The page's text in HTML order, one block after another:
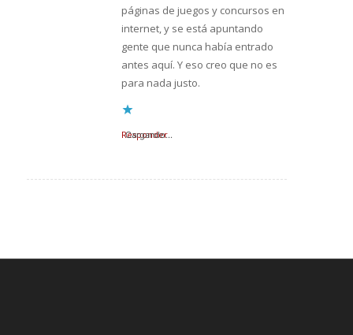
páginas de juegos y concursos en
internet, y se está apuntando
gente que nunca había entrado
antes aquí. Y eso creo que no es
para nada justo.
Cargando...
Responder